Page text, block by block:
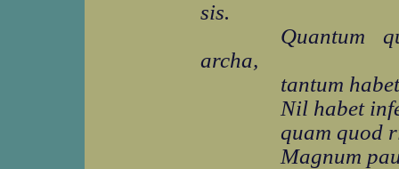
sis.
Quantum
archa,
tantum
Nil habet
quam quod
Magnum